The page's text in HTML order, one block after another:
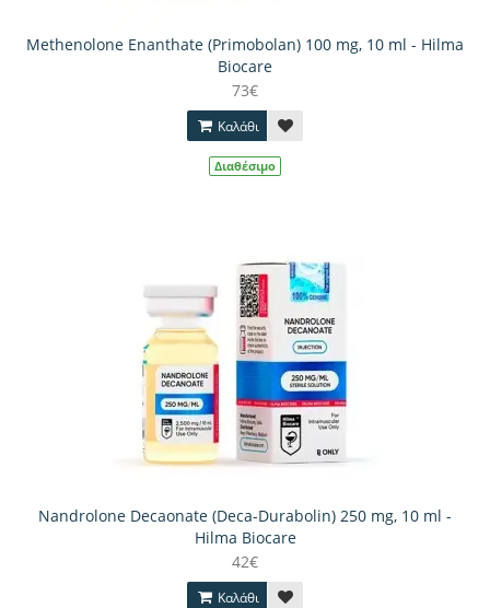
Methenolone Enanthate (Primobolan) 100 mg, 10 ml - Hilma
Biocare
73€
Καλάθι
Διαθέσιμο
Nandrolone Decaonate (Deca-Durabolin) 250 mg, 10 ml -
Hilma Biocare
42€
Καλάθι